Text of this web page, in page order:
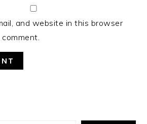
and website in this browser